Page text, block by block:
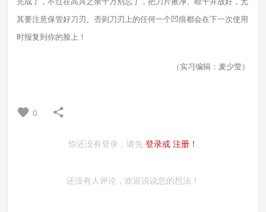
其要注意保管好刀刃。否则刀刃上的任何一个凹痕都会在下一次使用
时报复到你的脸上！
（实习编辑：麦少莹）
0
你还没有登录，请先 登录或 注册！
还没有人评论，欢迎说说您的想法！